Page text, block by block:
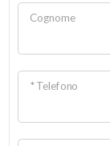
Cognome
* Telefono